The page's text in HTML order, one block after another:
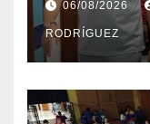
Vargas
06/08/2026
RODRÍGUEZ